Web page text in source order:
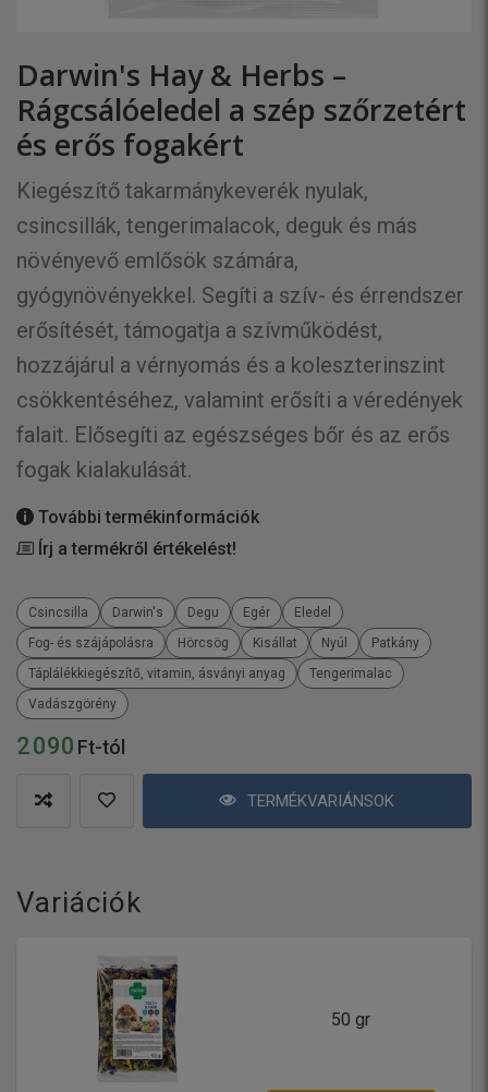
Darwin's Hay & Herbs –
Rágcsálóeledel a szép szőrzetért
és erős fogakért
2 090 Ft-tól
TERMÉKVARIÁNSOK
Kiegészítő takarmánykeverék nyulak,
csincsillák, tengerimalacok, deguk és más
növényevő emlősök számára,
gyógynövényekkel. Segíti a szív- és érrendszer
erősítését, támogatja a szívműködést,
hozzájárul a vérnyomás és a koleszterinszint
csökkentéséhez, valamint erősíti a véredények
falait. Elősegíti az egészséges bőr és az erős
fogak kialakulását.
További termékinformációk
Írj a termékről értékelést!
Csincsilla Darwin's Degu Egér
Eledel
Fog- és szájápolásra
Hörcsög Kisállat Nyúl
Patkány
Táplálékkiegészítő, vitamin, ásványi anyag
Tengerimalac
Vadászgörény
Variációk
50 gr